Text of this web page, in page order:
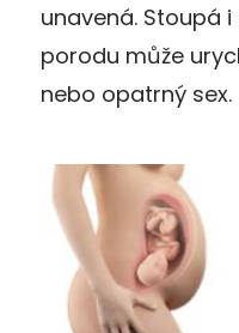
unavená. Stoupá
porodu může
nebo opatrný sex.